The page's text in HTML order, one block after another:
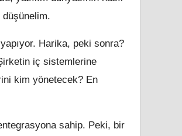
Harika, peki sonra?
iç sistemlerine
kim yönetecek? En
sahip. Peki, bir